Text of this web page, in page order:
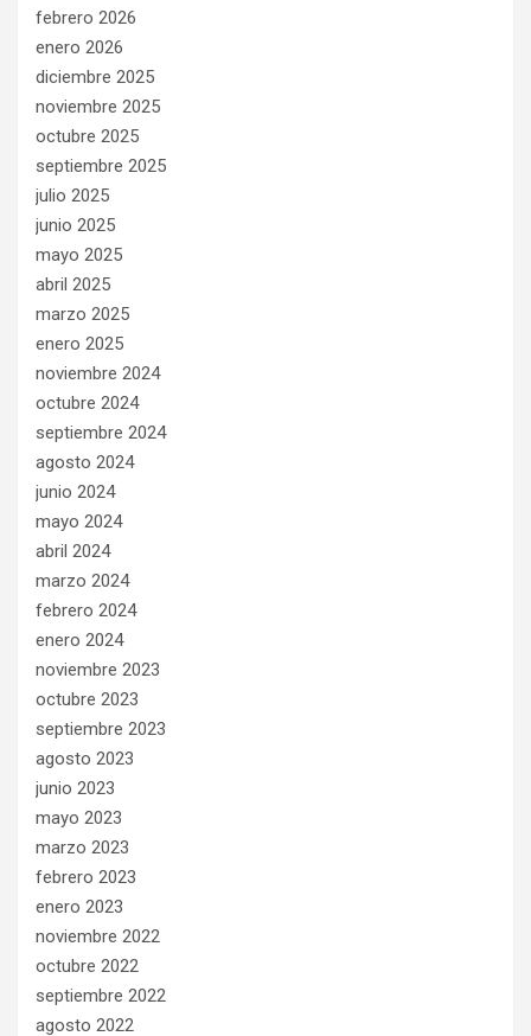
febrero 2026
enero 2026
diciembre 2025
noviembre 2025
octubre 2025
septiembre 2025
julio 2025
junio 2025
mayo 2025
abril 2025
marzo 2025
enero 2025
noviembre 2024
octubre 2024
septiembre 2024
agosto 2024
junio 2024
mayo 2024
abril 2024
marzo 2024
febrero 2024
enero 2024
noviembre 2023
octubre 2023
septiembre 2023
agosto 2023
junio 2023
mayo 2023
marzo 2023
febrero 2023
enero 2023
noviembre 2022
octubre 2022
septiembre 2022
agosto 2022